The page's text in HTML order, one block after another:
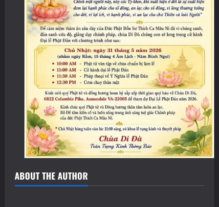
ABOUT THE AUTHOR